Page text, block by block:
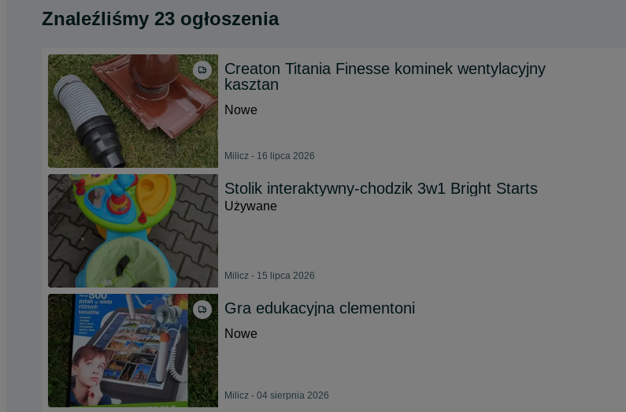
Znaleźliśmy 23 ogłoszenia
Creaton Titania Finesse kominek wentylacyjny
kasztan
Nowe
Milicz - 16 lipca 2026
Stolik interaktywny-chodzik 3w1 Bright Starts
Używane
Milicz - 15 lipca 2026
Gra edukacyjna clementoni
Nowe
Milicz - 04 sierpnia 2026